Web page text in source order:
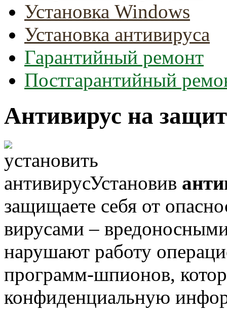
Установка Windows
Установка антивируса
Гарантийный ремонт
Постгарантийный
Антивирус на
Установив
защищаете себя от
вирусами –
нарушают работу
программ-шпионов,
конфиденциальную